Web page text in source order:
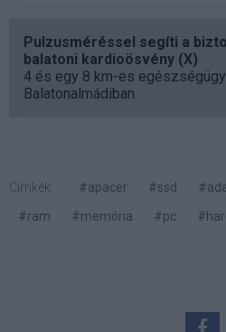
Pulzusméréssel segíti a
balatoni kardioösvény (X)
4 és egy 8 km-es
Balatonalmádiban.
Címkék: #apacer #ssd
#ram
#memória #pc